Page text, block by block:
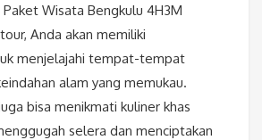
Wisata Bengkulu 4H3M
Anda akan memiliki
menjelajahi tempat-tempat
alam yang memukau.
bisa menikmati kuliner khas
selera dan menciptakan